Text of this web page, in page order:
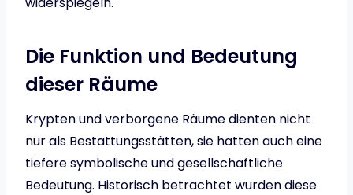
Die Funktion und Bedeutung
dieser Räume
Krypten und verborgene Räume dienten nicht
nur als Bestattungsstätten, sie hatten auch eine
tiefere symbolische und gesellschaftliche
Bedeutung. Historisch betrachtet wurden diese